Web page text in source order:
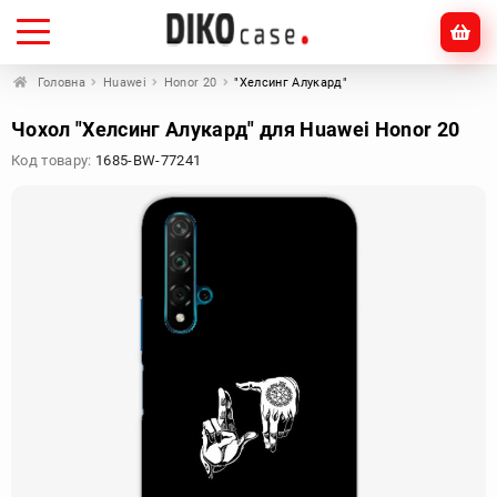
Головна Huawei Honor 20 "Хелсинг Алукард"
Чохол "Хелсинг Алукард" для Huawei Honor 20
Код товару: 1685-BW-77241